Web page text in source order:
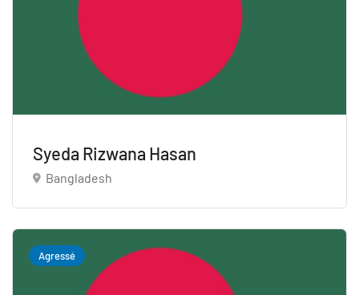
Syeda Rizwana Hasan
Bangladesh
Agressé